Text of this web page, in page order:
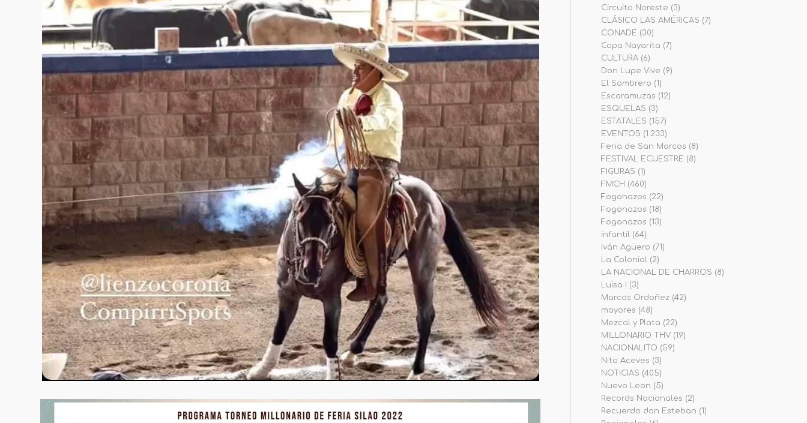
Circuito Noreste (3)
CLÁSICO LAS AMÉRICAS (7)
CONADE (30)
Copa Nayarita (7)
CULTURA (6)
Don Lupe Vive (9)
El Sombrero (1)
Escaramuzas (12)
ESQUELAS (3)
ESTATALES (157)
EVENTOS (1.233)
Feria de San Marcos (8)
FESTIVAL ECUESTRE (8)
FIGURAS (1)
FMCH (460)
Fogonazos (22)
Fogonazos (18)
Fogonazos (13)
infantil
(64)
Iván Agüero (71)
La Colonial
(2)
LA NACIONAL DE CHARROS (8)
Luisa I
(3)
Marcos Ordoñez (42)
mayores (48)
Mezcal y Plata (22)
MILLONARIO THV (19)
NACIONALITO (59)
Nito Aceves (3)
NOTICIAS (405)
Nuevo Leon (5)
Records Nacionales (2)
Recuerdo don Esteban (1)